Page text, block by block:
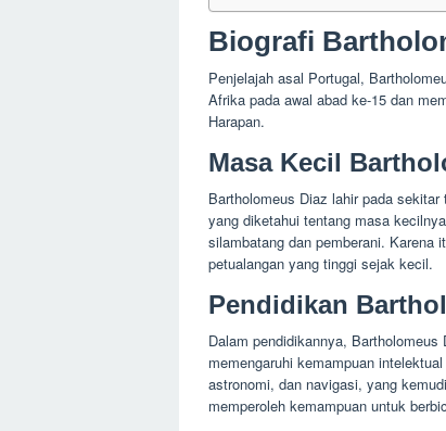
Biografi
Penjelajah asal Portugal,
Afrika pada awal abad ke-15 dan
Harapan.
Masa Kecil
Bartholomeus Diaz lahir pada
yang diketahui tentang masa
silambatang dan pemberani. Karena
petualangan yang tinggi sejak kecil.
Pendidikan
Dalam pendidikannya,
memengaruhi kemampuan
astronomi, dan navigasi, yang
memperoleh kemampuan untuk